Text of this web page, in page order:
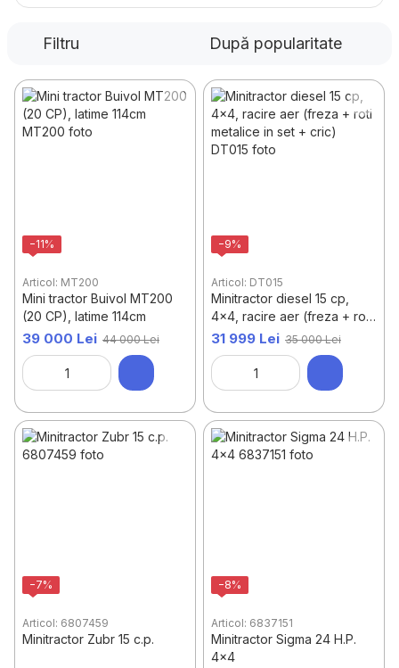
Freze & pluguri pentru motocultor și tractor
Filtru După popularitate
−11%
Articol: MT200
Mini tractor Buivol MT200
(20 CP), latime 114cm
39 000 Lei 44 000 Lei
−9%
Articol: DT015
Minitractor diesel 15 cp,
4x4, racire aer (freza + roti
metalice in set + cric)
31 999 Lei 35 000 Lei
−7%
Articol: 6807459
Minitractor Zubr 15 c.p.
−8%
Articol: 6837151
Minitractor Sigma 24 H.P.
4x4